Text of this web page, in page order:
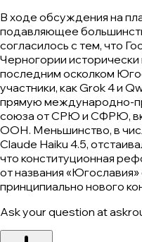
В ходе обсуждения на
подавляющее
согласилось с тем, что
Черногории
последним осколком
участники, как Grok 4 и
прямую международно-
союза от СРЮ и СФРЮ,
ООН. Меньшинство, в
Claude Haiku 4.5,
что конституционная
от названия
принципиально нового
Ask your question at